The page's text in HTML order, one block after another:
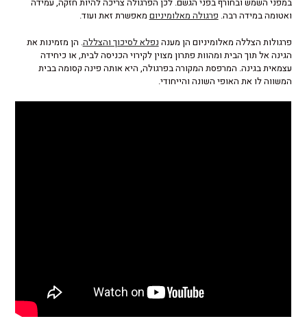
ואטומה במידה רבה. פרגולה מאלומיניום מאפשרת זאת ועוד.
פרגולות הצללה מאלומיניום הן מענה נפלא לסיכוך והצללה. הן מזמינות את
הגינה אל תוך הבית ומהוות פתרון מצוין לקירוי הכניסה לבית, או כיחידה
עצמאית בגינה. המרפסת המקורה בפרגולה, היא אותה פינה קסומה בבית
המשווה לו את האופי השונה והייחודי.